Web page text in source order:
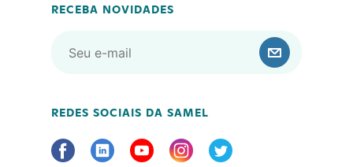
RECEBA NOVIDADES
REDES SOCIAIS DA SAMEL